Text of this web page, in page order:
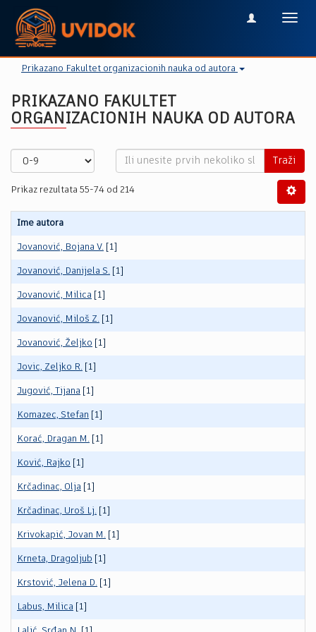
Prikazano Fakultet organizacionih nauka od autora
PRIKAZANO FAKULTET
ORGANIZACIONIH NAUKA OD AUTORA
Traži
Prikaz rezultata 55-74 od 214
Ime autora
Jovanović, Bojana V. [1]
Jovanović, Danijela S. [1]
Jovanović, Milica [1]
Jovanović, Miloš Z. [1]
Jovanović, Željko [1]
Jovic, Zeljko R. [1]
Jugović, Tijana [1]
Komazec, Stefan [1]
Korać, Dragan M. [1]
Ković, Rajko [1]
Krčadinac, Olja [1]
Krčadinac, Uroš Lj. [1]
Krivokapić, Jovan M. [1]
Krneta, Dragoljub [1]
Krstović, Jelena D. [1]
Labus, Milica [1]